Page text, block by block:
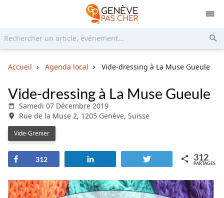
Accueil Agenda local Vide-dressing à La Muse Gueule
Vide-dressing à La Muse Gueule
Samedi 07 Décembre 2019
Rue de la Muse 2, 1205 Genève, Suisse
Vide-Grenier
Partagez
312 Tweetez 312
PARTAGES